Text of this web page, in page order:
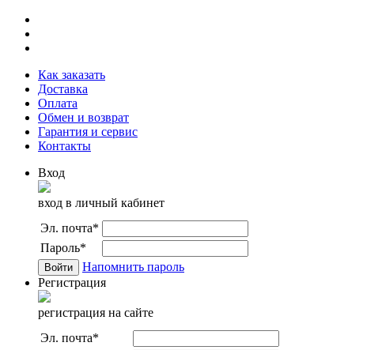
Как заказать
Доставка
Оплата
Обмен и возврат
Гарантия и сервис
Контакты
Вход
вход в личный кабинет
Эл. почта*
Пароль*
Напомнить пароль
Регистрация
регистрация на сайте
Эл. почта*